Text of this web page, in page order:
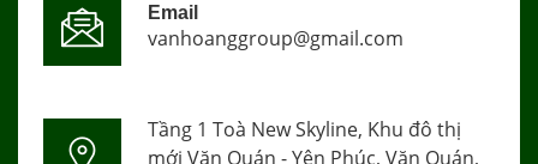
Email
vanhoanggroup@gmail.com
Tầng 1 Toà New Skyline, Khu đô thị
mới Văn Quán - Yên Phúc, Văn Quán,